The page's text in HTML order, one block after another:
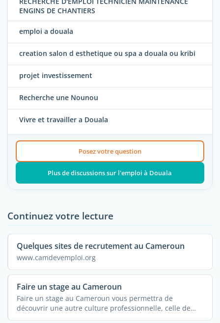
ENGINS DE CHANTIERS
emploi a douala
creation salon d esthetique ou spa a douala ou kribi
projet investissement
Recherche une Nounou
Vivre et travailler a Douala
Posez votre question
Plus de discussions sur l'emploi à Douala
Continuez votre lecture
Quelques sites de recrutement au Cameroun
www.camdevemploi.org
Faire un stage au Cameroun
Faire un stage au Cameroun vous permettra de
découvrir une autre culture professionnelle, celle de
tout le ...